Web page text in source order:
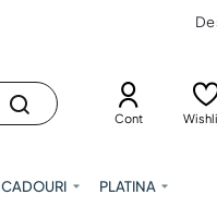
Cont
CADOURI PLATINA